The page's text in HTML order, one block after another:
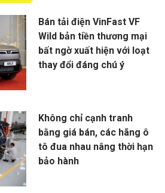
Bán tải điện VinFast VF
Wild bản tiền thương mại
bất ngờ xuất hiện với loạt
thay đổi đáng chú ý
Không chỉ cạnh tranh
bằng giá bán, các hãng ô
tô đua nhau nâng thời hạn
bảo hành